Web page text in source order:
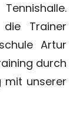
Trainer
Artur
durch
mit unserer